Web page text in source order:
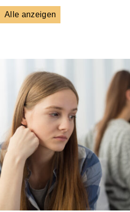
Alle anzeigen